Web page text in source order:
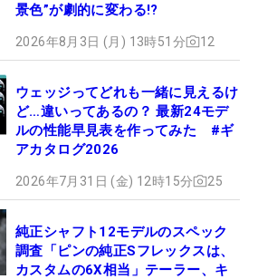
景色”が劇的に変わる!?
2026年8月3日 (月) 13時51分 12
ウェッジってどれも一緒に見えるけ
ど…違いってあるの？ 最新24モデ
ルの性能早見表を作ってみた #ギ
アカタログ2026
2026年7月31日 (金) 12時15分 25
純正シャフト12モデルのスペック
調査「ピンの純正Sフレックスは、
カスタムの6X相当」テーラー、キ